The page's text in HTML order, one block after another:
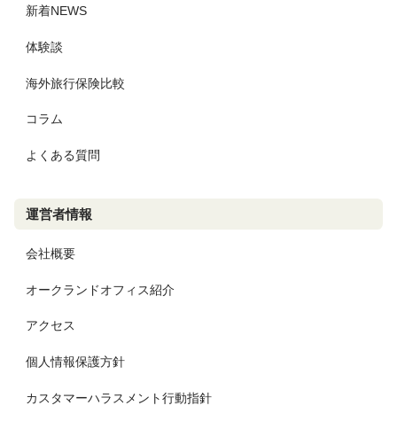
新着NEWS
体験談
海外旅行保険比較
コラム
よくある質問
運営者情報
会社概要
オークランドオフィス紹介
アクセス
個人情報保護方針
カスタマーハラスメント行動指針